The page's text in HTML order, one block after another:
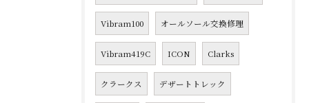
Vibram100 オールソール交換修理
Vibram419C ICON Clarks
クラークス デザートトレック